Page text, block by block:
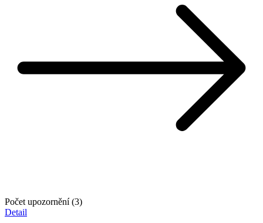
Počet upozornění (3)
Detail